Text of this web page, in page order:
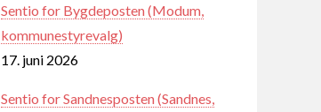
Sentio for Bygdeposten (Modum,
kommunestyrevalg)
17. juni 2026
Sentio for Sandnesposten (Sandnes,